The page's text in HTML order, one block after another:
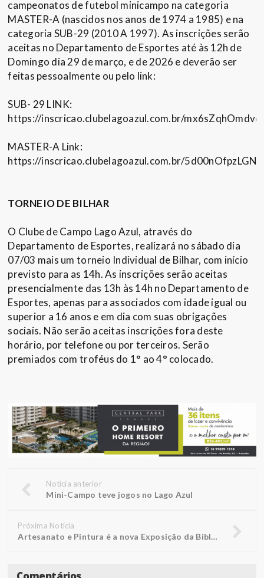
campeonatos de futebol minicampo na categoria
MASTER-A (nascidos nos anos de 1974 a 1985) e na
categoria SUB-29 (2010 A 1997). As inscrições serão
aceitas no Departamento de Esportes até às 12h de
Domingo dia 29 de março, e de 2026 e deverão ser
feitas pessoalmente ou pelo link:
SUB- 29 LINK:
https://inscricao.clubelagoazul.com.br/mx6sZqhOmdvd
MASTER-A Link:
https://inscricao.clubelagoazul.com.br/5d00nOfpzLGN
TORNEIO DE BILHAR
O Clube de Campo Lago Azul, através do
Departamento de Esportes, realizará no sábado dia
07/03 mais um torneio Individual de Bilhar, com início
previsto para as 14h. As inscrições serão aceitas
presencialmente das 13h às 14h no Departamento de
Esportes, apenas para associados com idade igual ou
superior a 16 anos e em dia com suas obrigações
sociais. Não serão aceitas inscrições fora deste
horário, por telefone ou por terceiros. Serão
premiados com troféus do 1° ao 4° colocado.
Notícia anterior
Mini-Campo teve jogos no Lago Azul
Próxima Notícia
Artesanato e Pintura é a nova Exposição da Biblioteca FUNEPE